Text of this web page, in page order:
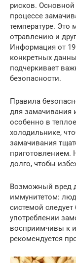
рисков. Основной
процессе
температуре. Это
отравлению и
Информация от 19
конкретных
подчеркивает
безопасности.
Правила
для замачивания
особенно в
холодильнике,
замачивания
приготовлением.
долго, чтобы
Возможный вред
иммунитетом:
системой
употреблении
восприимчивы к
рекомендуется